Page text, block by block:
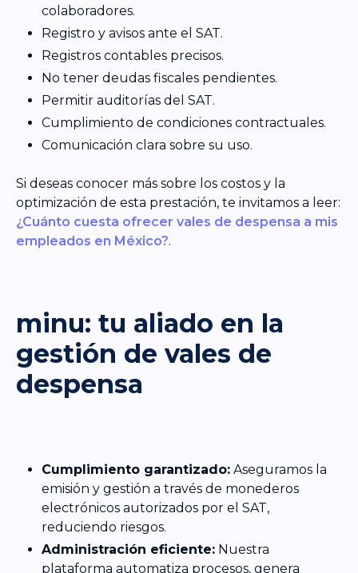
colaboradores.
Registro y avisos ante el SAT.
Registros contables precisos.
No tener deudas fiscales pendientes.
Permitir auditorías del SAT.
Cumplimiento de condiciones contractuales.
Comunicación clara sobre su uso.
Si deseas conocer más sobre los costos y la
optimización de esta prestación, te invitamos a leer:
¿Cuánto cuesta ofrecer vales de despensa a mis
empleados en México?.
minu: tu aliado en la
gestión de vales de
despensa
Cumplimiento garantizado: Aseguramos la
emisión y gestión a través de monederos
electrónicos autorizados por el SAT,
reduciendo riesgos.
Administración eficiente: Nuestra
plataforma automatiza procesos, genera